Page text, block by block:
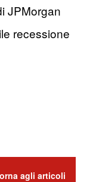
JPMorgan
recessione
agli articoli